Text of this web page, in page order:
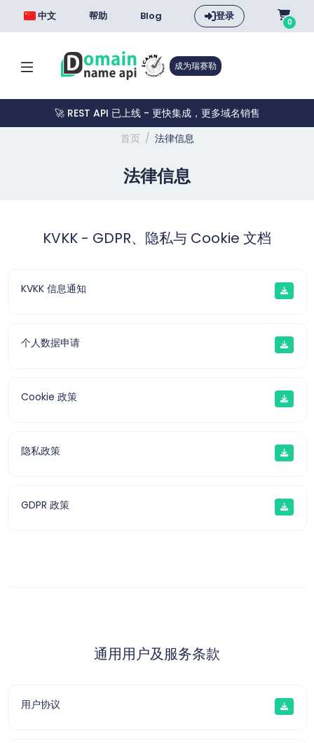
中文 帮助 Blog 登录 0
成为瑞赛勒
🚀 REST API 已上线 - 更快集成，更多域名销售
首页
法律信息
法律信息
KVKK - GDPR、隐私与 Cookie 文档
KVKK 信息通知
个人数据申请
Cookie 政策
隐私政策
GDPR 政策
通用用户及服务条款
用户协议